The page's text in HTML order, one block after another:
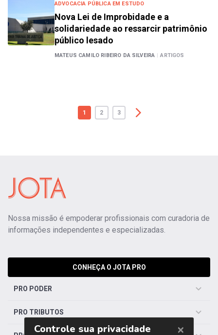
ADVOCACIA PÚBLICA EM ESTUDO
Nova Lei de Improbidade e a
solidariedade ao ressarcir patrimônio
público lesado
MATEUS CAMILO RIBEIRO DA SILVEIRA | ARTIGOS
1 2 3
Nossa missão é empoderar profissionais com curadoria de
informações independentes e especializadas.
CONHEÇA O JOTA PRO
PRO PODER
PRO TRIBUTOS